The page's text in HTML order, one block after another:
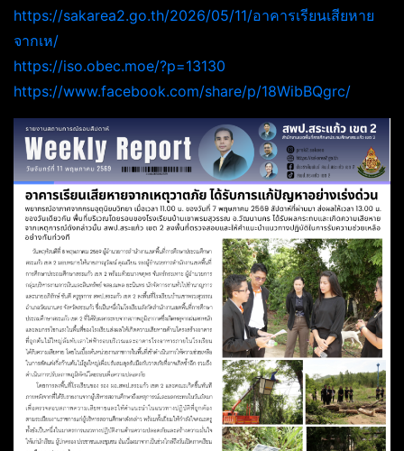
https://sakarea2.go.th/2026/05/11/อาคารเรียนเสียหาย
จากเห/
https://iso.obec.moe/?p=13130
https://www.facebook.com/share/p/18WibBQgrc/